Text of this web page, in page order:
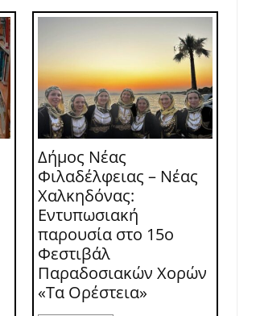
Δήμος Νέας
Φιλαδέλφειας – Νέας
Χαλκηδόνας:
Εντυπωσιακή
παρουσία στο 15ο
Φεστιβάλ
Παραδοσιακών Χορών
«Τα Ορέστεια»